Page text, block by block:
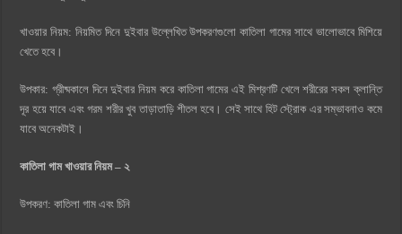
খাওয়ার নিয়ম: নিয়মিত দিনে দুইবার উল্লেখিত উপকরণগুলো কাতিলা গামের সাথে ভালোভাবে মিশিয়ে
খেতে হবে।
উপকার: গ্রীষ্মকালে দিনে দুইবার নিয়ম করে কাতিলা গামের এই মিশ্রণটি খেলে শরীরের সকল ক্লান্তি
দূর হয়ে যাবে এবং গরম শরীর খুব তাড়াতাড়ি শীতল হবে। সেই সাথে হিট স্ট্রোক এর সম্ভাবনাও কমে
যাবে অনেকটাই।
কাতিলা গাম খাওয়ার নিয়ম – ২
উপকরণ: কাতিলা গাম এবং চিনি